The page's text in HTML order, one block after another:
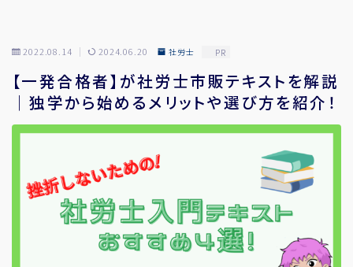
2022.08.14 2024.06.20 社労士 PR
【一発合格者】が社労士市販テキストを解説
｜独学から始めるメリットや選び方を紹介！